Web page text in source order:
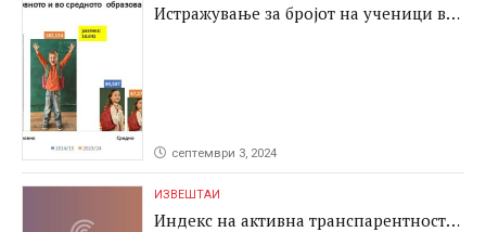
Истражување за бројот на ученици во
септември 3, 2024
ИЗВЕШТАИ
Индекс на активна транспарентност